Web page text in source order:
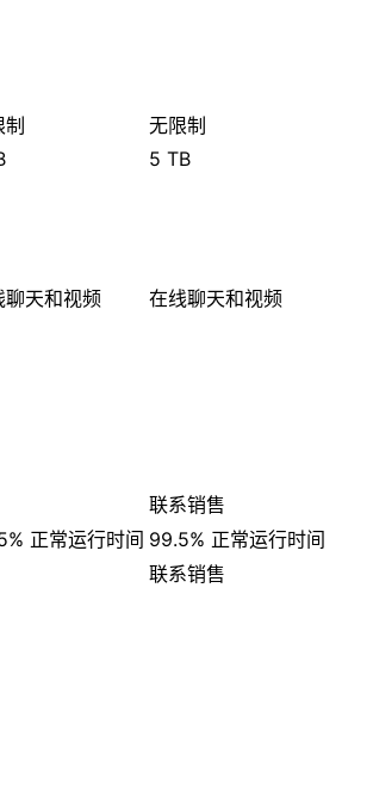
制 无限制
5 TB
聊天和视频
在线聊天和视频
联系销售
正常运行时间 99.5% 正常运行时间
联系销售